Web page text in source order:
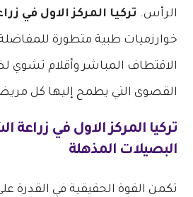
الرأس. تركيا المركز الاول في
خوارزميات طبية متطورة
الاقتطاف المباشر وأقلام تشوي
القصوى التي يطمح إليها كل
تركيا المركز الاول في زراعة
البصيلات المذهلة
تكمن القوة الحقيقية في القدرة